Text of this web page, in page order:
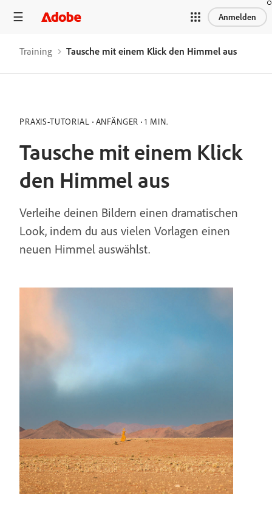
Anmelden
Training Tausche mit einem Klick den Himmel aus
PRAXIS-TUTORIAL ANFÄNGER 1 MIN.
Tausche mit einem Klick
den Himmel aus
Verleihe deinen Bildern einen dramatischen
Look, indem du aus vielen Vorlagen einen
neuen Himmel auswählst.